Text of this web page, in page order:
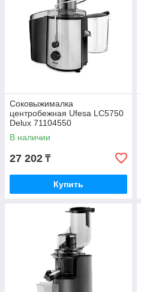
Соковыжималка
центробежная Ufesa LC5750
Delux 71104550
В наличии
27 202 ₸
Купить